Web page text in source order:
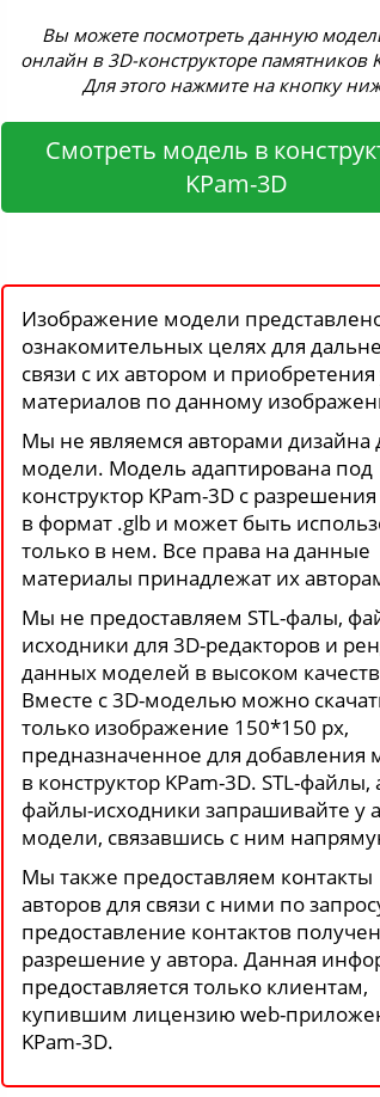
Вы можете посмотреть данную
онлайн в 3D-конструкторе памятников
Для этого нажмите на кнопку
Смотреть модель в
KPam-3D
Изображение модели
ознакомительных целях для
связи с их автором и приобретения
материалов по данному
Мы не являемся авторами дизайна
модели. Модель адаптирована под
конструктор KPam-3D с
в формат .glb и может быть
только в нем. Все права на данные
материалы принадлежат их
Мы не предоставляем STL-фалы,
исходники для 3D-редакторов и
данных моделей в высоком
Вместе с 3D-моделью можно
только изображение 150*150 px,
предназначенное для добавления
в конструктор KPam-3D. STL-файлы,
файлы-исходники запрашивайте у
модели, связавшись с ним
Мы также предоставляем контакты
авторов для связи с ними по
предоставление контактов
разрешение у автора. Данная
предоставляется только клиентам,
купившим лицензию web-
KPam-3D.